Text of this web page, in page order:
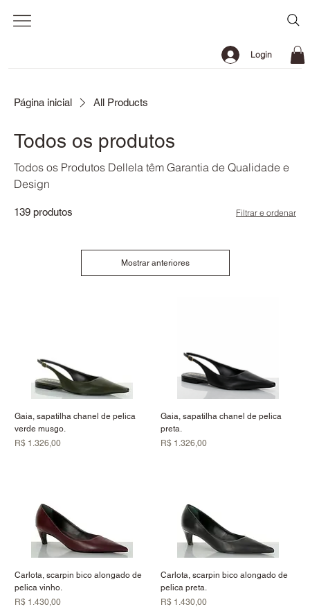
Login
Página inicial All Products
Todos os produtos
Todos os Produtos Dellela têm Garantia de Qualidade e
Design
139 produtos Filtrar e ordenar
Mostrar anteriores
Gaia, sapatilha chanel de pelica
verde musgo.
Preço
R$ 1.326,00
Gaia, sapatilha chanel de pelica
preta.
Preço
R$ 1.326,00
Carlota, scarpin bico alongado de
pelica vinho.
Preço
R$ 1.430,00
Carlota, scarpin bico alongado de
pelica preta.
Preço
R$ 1.430,00